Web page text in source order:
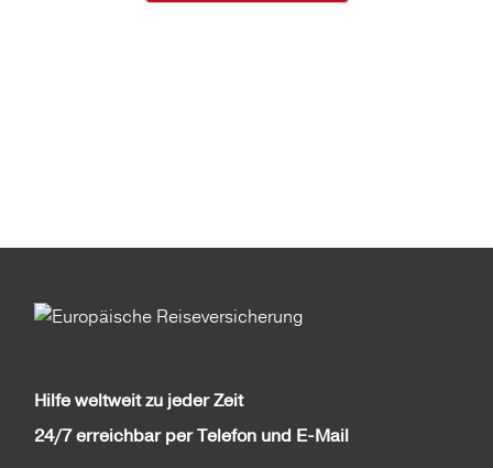
Hilfe weltweit zu jeder Zeit
24/7 erreichbar per Telefon und E-Mail